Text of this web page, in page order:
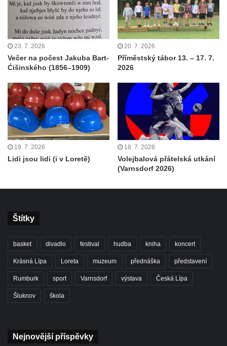
23. 7. 2026
Večer na počest Jakuba Bart-
Ćišinského (1856–1909)
20. 7. 2026
Příměstský tábor 13. – 17. 7.
2026
19. 7. 2026
Lidi jsou lidi (i v Loretě)
18. 7. 2026
Volejbalová přátelská utkání
(Varnsdorf 2026)
Štítky
basket divadlo festival hudba kniha koncert
Krásná Lípa Loreta muzeum přednáška představení
Rumburk sport Varnsdorf výstava Česká Lípa
Šluknov škola
Nejnovější příspěvky